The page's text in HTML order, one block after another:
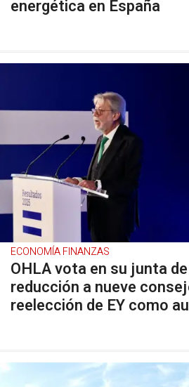
energética en España
ECONOMÍA FINANZAS
OHLA vota en su junta
reducción a nueve
reelección de EY como